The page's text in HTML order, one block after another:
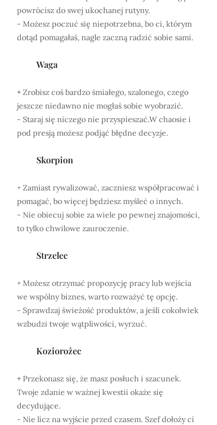
powrócisz do swej ukochanej rutyny.
- Możesz poczuć się niepotrzebna, bo ci, którym
dotąd pomagałaś, nagle zaczną radzić sobie sami.
Waga
+ Zrobisz coś bardzo śmiałego, szalonego, czego
jeszcze niedawno nie mogłaś sobie wyobrazić.
- Staraj się niczego nie przyspieszać.W chaosie i
pod presją możesz podjąć błędne decyzje.
Skorpion
+ Zamiast rywalizować, zaczniesz współpracować i
pomagać, bo więcej będziesz myśleć o innych.
- Nie obiecuj sobie za wiele po pewnej znajomości,
to tylko chwilowe zauroczenie.
Strzelec
+ Możesz otrzymać propozycję pracy lub wejścia
we wspólny biznes, warto rozważyć tę opcję.
- Sprawdzaj świeżość produktów, a jeśli cokolwiek
wzbudzi twoje wątpliwości, wyrzuć.
Koziorożec
+ Przekonasz się, że masz posłuch i szacunek.
Twoje zdanie w ważnej kwestii okaże się
decydujące.
- Nie licz na wyjście przed czasem. Szef dołoży ci